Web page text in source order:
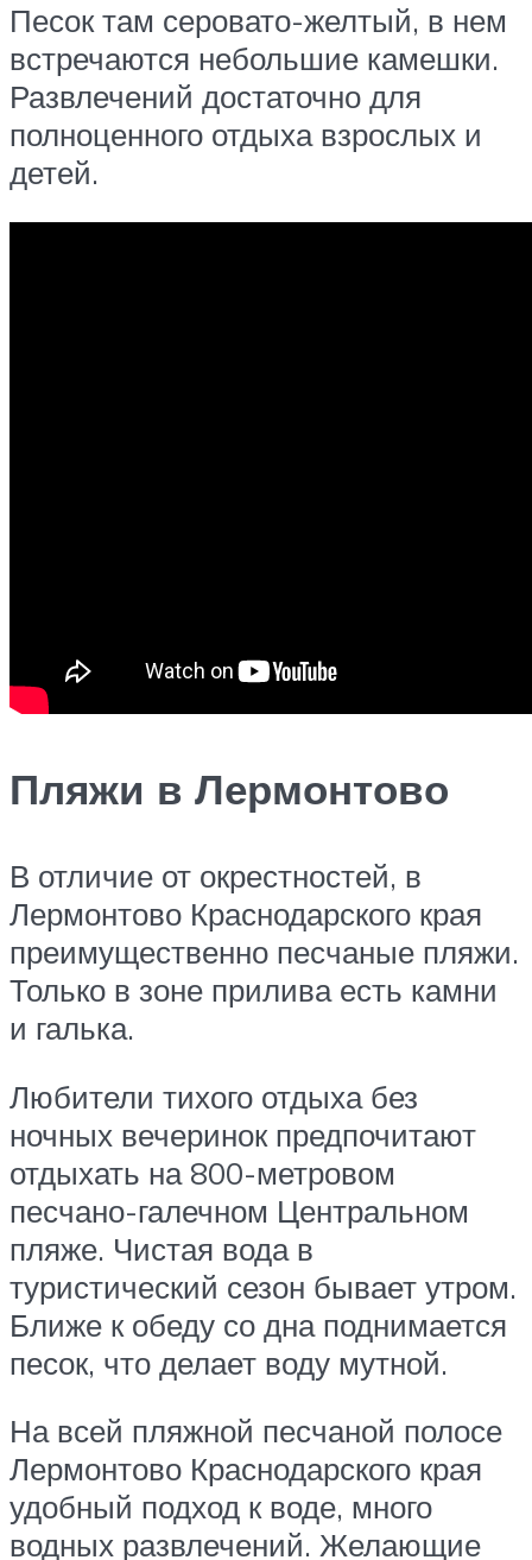
Песок там серовато-желтый, в нем
встречаются небольшие камешки.
Развлечений достаточно для
полноценного отдыха взрослых и
детей.
Пляжи в Лермонтово
В отличие от окрестностей, в
Лермонтово Краснодарского края
преимущественно песчаные пляжи.
Только в зоне прилива есть камни
и галька.
Любители тихого отдыха без
ночных вечеринок предпочитают
отдыхать на 800-метровом
песчано-галечном Центральном
пляже. Чистая вода в
туристический сезон бывает утром.
Ближе к обеду со дна поднимается
песок, что делает воду мутной.
На всей пляжной песчаной полосе
Лермонтово Краснодарского края
удобный подход к воде, много
водных развлечений. Желающие